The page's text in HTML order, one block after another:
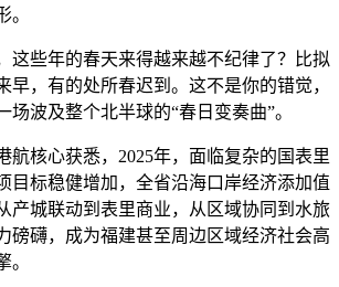
。
些年的春天来得越来越不纪律了？比拟
早，有的处所春迟到。这不是你的错觉，
场波及整个北半球的“春日变奏曲”。
核心获悉，2025年，面临复杂的国表里
目标稳健增加，全省沿海口岸经济添加值
产城联动到表里商业，从区域协同到水旅
磅礴，成为福建甚至周边区域经济社会高
。